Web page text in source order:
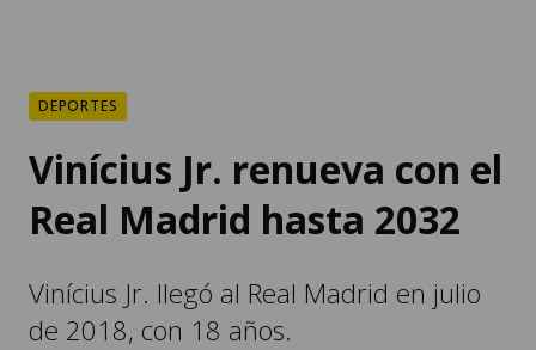
DEPORTES
Vinícius Jr. renueva con el
Real Madrid hasta 2032
Vinícius Jr. llegó al Real Madrid en julio
de 2018, con 18 años.